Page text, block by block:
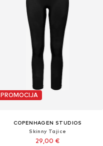
PROMOCIJA
COPENHAGEN STUDIOS
Skinny Tajice
29,00 €